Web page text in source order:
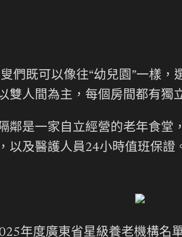
們既可以像往“幼兒園”一樣
雙人間為主，每個房間都有獨
鄰是一家自立經營的老年食
以及醫護人員24小時值班保
年度廣東省星級養老機構名